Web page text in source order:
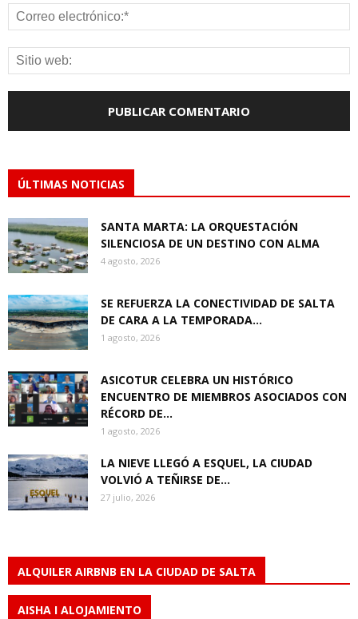
ÚLTIMAS NOTICIAS
SANTA MARTA: LA ORQUESTACIÓN
SILENCIOSA DE UN DESTINO CON ALMA
4 agosto, 2026
SE REFUERZA LA CONECTIVIDAD DE SALTA
DE CARA A LA TEMPORADA...
1 agosto, 2026
ASICOTUR CELEBRA UN HISTÓRICO
ENCUENTRO DE MIEMBROS ASOCIADOS CON
RÉCORD DE...
1 agosto, 2026
LA NIEVE LLEGÓ A ESQUEL, LA CIUDAD
VOLVIÓ A TEÑIRSE DE...
27 julio, 2026
ALQUILER AIRBNB EN LA CIUDAD DE SALTA
AISHA I ALOJAMIENTO